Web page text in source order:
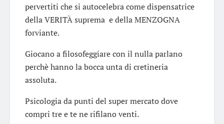
pervertiti che si autocelebra come dispensatrice
della VERITÀ suprema e della MENZOGNA
forviante.
Giocano a filosofeggiare con il nulla parlano
perchè hanno la bocca unta di cretineria
assoluta.
Psicologia da punti del super mercato dove
compri tre e te ne rifilano venti.